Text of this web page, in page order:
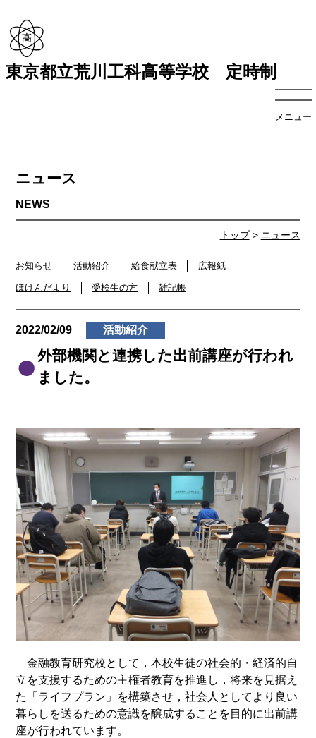
東京都立荒川工科高等学校 定時制
メニュー
トップ> ニュース
ニュース
お知らせ 活動紹介 給食献立表 広報紙
ほけんだより 受検生の方 雑記帳
2022/02/09 活動紹介
外部機関と連携した出前講座が行われ
ました。
金融教育研究校として，本校生徒の社会的・経済的自
立を支援するための主権者教育を推進し，将来を見据え
た「ライフプラン」を構築させ，社会人としてより良い
暮らしを送るための意識を醸成することを目的に出前講
座が行われています。